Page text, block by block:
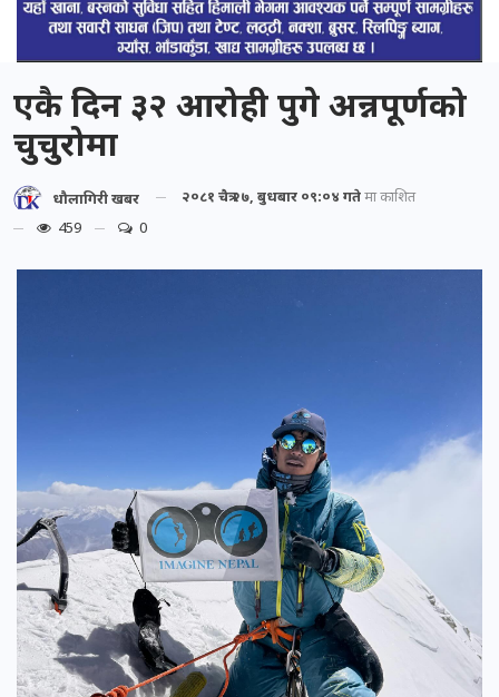
एकै दिन ३२ आरोही पुगे अन्नपूर्णको
चुचुरोमा
धौलागिरी खबर २०८१ चैत्र २७, बुधबार ०९:०४ गतेमा प्रकाशित
459
0